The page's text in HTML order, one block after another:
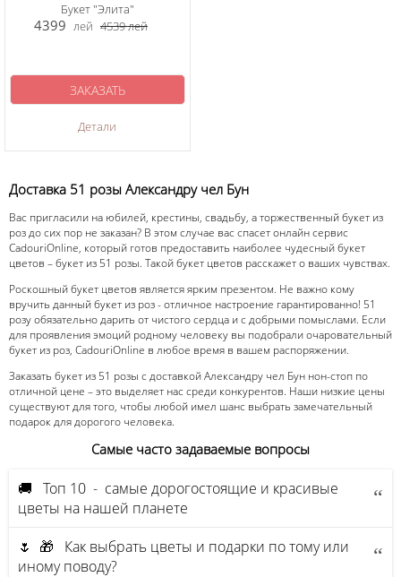
Букет "Элита"
4399 лей 4539лей
Детали
ЗАКАЗАТЬ
Доставка 51 розы Александру чел Бун
Вас пригласили на юбилей, крестины, свадьбу, а торжественный букет из
роз до сих пор не заказан? В этом случае вас спасет онлайн сервис
CadouriOnline, который готов предоставить наиболее чудесный букет
цветов – букет из 51 розы. Такой букет цветов расскажет о ваших чувствах.
Роскошный букет цветов является ярким презентом. Не важно кому
вручить данный букет из роз - отличное настроение гарантированно! 51
розу обязательно дарить от чистого сердца и с добрыми помыслами. Если
для проявления эмоций родному человеку вы подобрали очаровательный
букет из роз, CadouriOnline в любое время в вашем распоряжении.
Заказать букет из 51 розы с доставкой Александру чел Бун нон-стоп по
отличной цене – это выделяет нас среди конкурентов. Наши низкие цены
существуют для того, чтобы любой имел шанс выбрать замечательный
подарок для дорогого человека.
Самые часто задаваемые вопросы
🚚 Топ 10 - самые дорогостоящие и красивые
цветы на нашей планете
🌷 🎁 Как выбрать цветы и подарки по тому или
иному поводу?